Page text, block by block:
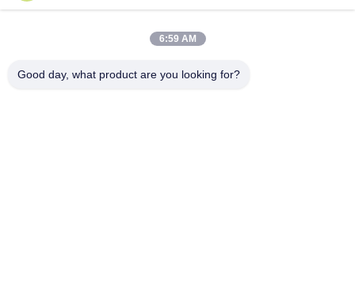
Bizim Hakkımızda
Fabrika Turu
Kalite Kontrolü
6:59 AM
Good day, what product are you looking for?